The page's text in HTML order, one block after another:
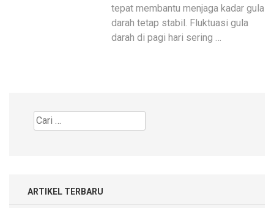
tepat membantu menjaga kadar gula
darah tetap stabil. Fluktuasi gula
darah di pagi hari sering …
Cari
untuk:
ARTIKEL TERBARU